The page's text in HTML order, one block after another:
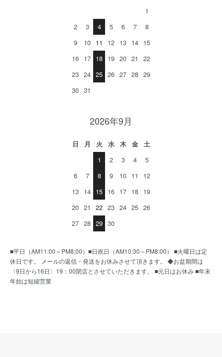
1
2
3 4 5 6 7
8
9
10 11 12 13 14 15
16 17 18 19 20 21
22
23 24 25 26 27 28 29
30 31
2026年9月
日 月 火 水 木 金
土
1
2 3 4
5
6
7 8 9 10 11
12
13 14 15 16 17 18 19
20 21 22 23 24 25 26
27 28 29 30
■平日（AM11:00～PM8:00）■日祝日（AM10:30～PM8:00） ■火曜日は定
休日です。 メールの返信・発送をお休みさせて頂きます。 ◆お盆期間は
〈9日から16日〉19：00閉店とさせていただきます。 ■元日はお休み ■年末
年始は短縮営業